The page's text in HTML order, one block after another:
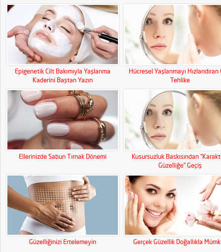
Epigenetik Cilt Bakımıyla Yaşlanma
Kaderini Baştan Yazın
Hücresel Yaşlanmayı Hızlandıran
Tehlike
Ellerinizde Sabun Tırnak Dönemi
Kusursuzluk Baskısından
Güzelliğe” Geçiş
Güzelliğinizi Ertelemeyin Gerçek Güzellik Doğallıkla